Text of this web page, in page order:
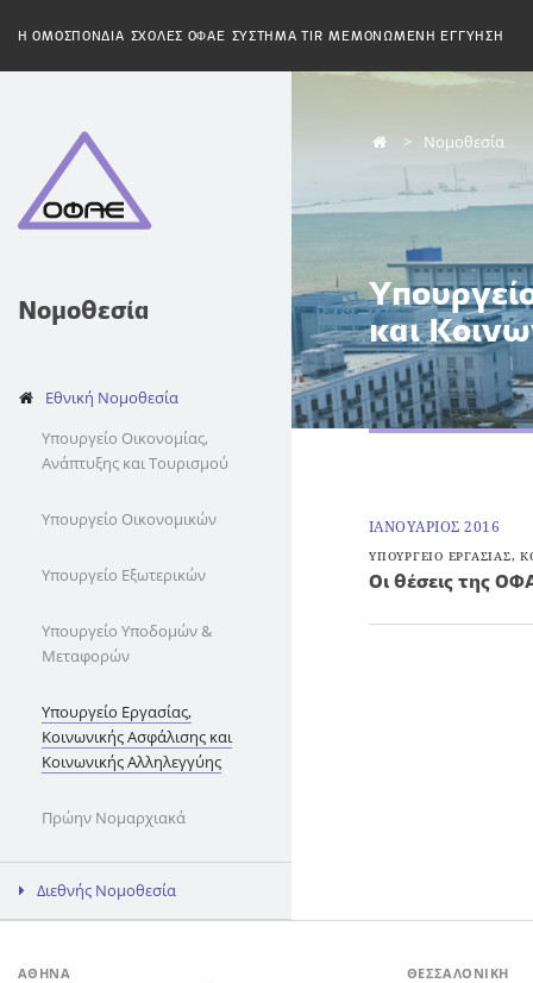
H ΟΜΟΣΠΟΝΔΙΑ ΣΧΟΛΕΣ ΟΦΑΕ ΣΥΣΤΗΜΑ TIR ΜΕΜΟΝΩΜΕΝΗ ΕΓΓΥΗΣΗ
Νομοθεσία
Εθνική Νομοθεσία
Υπουργείο Οικονομίας,
Ανάπτυξης και Τουρισμού
Υπουργείο Οικονομικών
Υπουργείο Εξωτερικών
Υπουργείο Υποδομών &
Μεταφορών
Υπουργείο Εργασίας,
Κοινωνικής Ασφάλισης και
Κοινωνικής Αλληλεγγύης
Πρώην Νομαρχιακά
Διεθνής Νομοθεσία
Νομοθεσία
και
ΙΑΝΟΥΑΡΙΟΣ 2016
ΥΠΟΥΡΓΕΙΟ ΕΡΓΑΣΙΑΣ,
Οι θέσεις της
ΑΘΗΝΑ ΘΕΣΣΑΛΟΝΙΚΗ